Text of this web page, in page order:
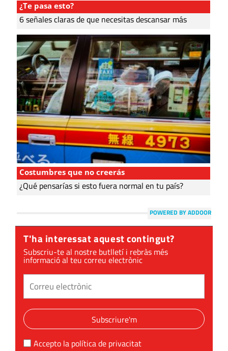
¿Te pasa esto?
6 señales claras de que necesitas descansar más
Costumbres que no creerás
¿Qué pensarías si esto fuera normal en tu país?
POWERED BY ADDOOR
T'ha interessat aquest contingut?
Subscriu-te al nostre butlletí i rebràs més
informació al teu correu electrònic
Subscriure'm
Accepto la política de privacitat